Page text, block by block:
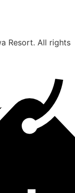
Resort. All rights